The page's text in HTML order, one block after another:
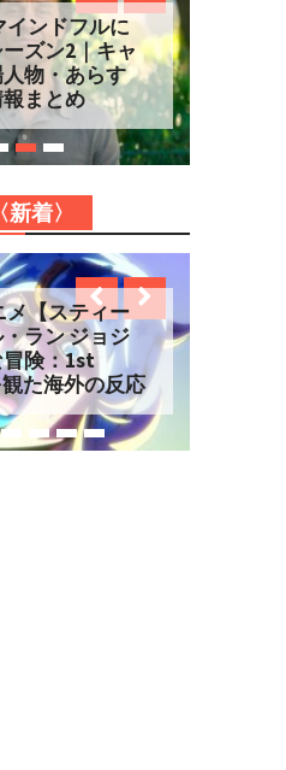
ンドフルに
ズン2｜キャ
物・あらす
まとめ
着〉
【スティー
ラン ジョジ
険：1st
観た海外の反応